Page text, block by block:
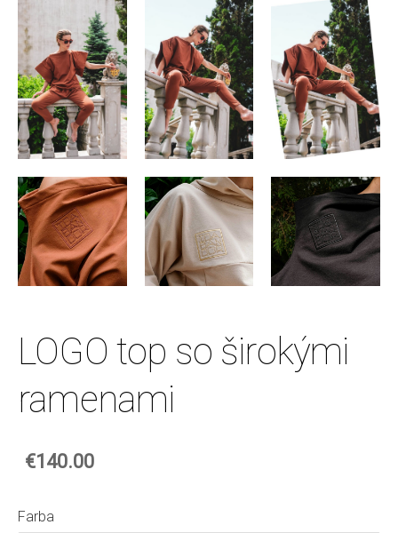
LOGO top so širokými
ramenami
€140.00
Farba